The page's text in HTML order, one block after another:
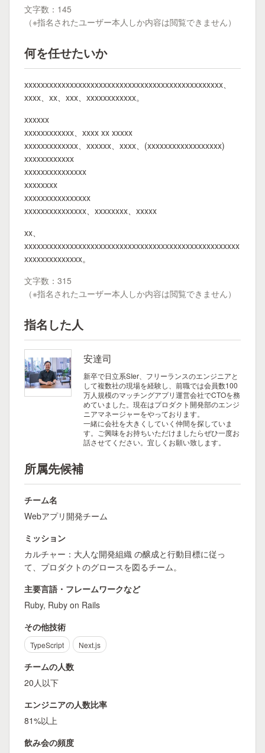
文字数：145
（※指名されたユーザー本人しか内容は閲覧できません）
何を任せたいか
xxxxxxxxxxxxxxxxxxxxxxxxxxxxxxxxxxxxxxxxxxxxxxxx、
xxxx、xx、xxx、xxxxxxxxxxxx。
xxxxxx
xxxxxxxxxxxx、xxxx xx xxxxx
xxxxxxxxxxxxx、xxxxxx、xxxx、(xxxxxxxxxxxxxxxxxx)
xxxxxxxxxxxx
xxxxxxxxxxxxxxx
xxxxxxxx
xxxxxxxxxxxxxxxx
xxxxxxxxxxxxxxx、xxxxxxxx、xxxxx
xx、
xxxxxxxxxxxxxxxxxxxxxxxxxxxxxxxxxxxxxxxxxxxxxxxxxxxx
xxxxxxxxxxxxxx。
文字数：315
（※指名されたユーザー本人しか内容は閲覧できません）
指名した人
安達司
新卒で日立系SIer、フリーランスのエンジニアと
して複数社の現場を経験し、前職では会員数100
万人規模のマッチングアプリ運営会社でCTOを務
めていました。現在はプロダクト開発部のエンジ
ニアマネージャーをやっております。
一緒に会社を大きくしていく仲間を探していま
す。ご興味をお持ちいただけましたらぜひ一度お
話させてください。宜しくお願い致します。
所属先候補
チーム名
Webアプリ開発チーム
ミッション
カルチャー：大人な開発組織 の醸成と行動目標に従っ
て、プロダクトのグロースを図るチーム。
主要言語・フレームワークなど
Ruby, Ruby on Rails
その他技術
TypeScript Next.js
チームの人数
20人以下
エンジニアの人数比率
81%以上
飲み会の頻度